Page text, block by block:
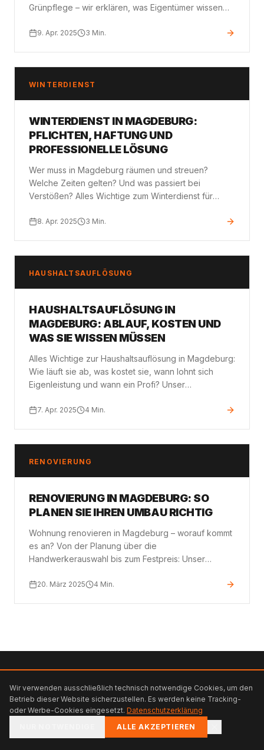
Grünpflege – wir erklären, was Eigentümer wissen
9. Apr. 2025 3 Min.
WINTERDIENST
WINTERDIENST IN MAGDEBURG:
PFLICHTEN, HAFTUNG UND
PROFESSIONELLE LÖSUNG
Wer muss in Magdeburg räumen und streuen?
Welche Zeiten gelten? Und was passiert bei
Verstößen? Alles Wichtige zum Winterdienst für
8. Apr. 2025 3 Min.
HAUSHALTSAUFLÖSUNG
HAUSHALTSAUFLÖSUNG IN
MAGDEBURG: ABLAUF, KOSTEN UND
WAS SIE WISSEN MÜSSEN
Alles Wichtige zur Haushaltsauflösung in Magdeburg:
Wie läuft sie ab, was kostet sie, wann lohnt sich
Eigenleistung und wann ein Profi? Unser
7. Apr. 2025 4 Min.
RENOVIERUNG
RENOVIERUNG IN MAGDEBURG: SO
PLANEN SIE IHREN UMBAU RICHTIG
Wohnung renovieren in Magdeburg – worauf kommt
es an? Von der Planung über die
Handwerkerauswahl bis zum Festpreis: Unser
20. März 2025 4 Min.
heidemann.
© 2026Heidemann Services. Alle Rechte vorbehalten.
IMPRESSUMDATENSCHUTZ
Website erstellt von
Wir verwenden ausschließlich technisch notwendige Cookies, um den
Betrieb dieser Website sicherzustellen. Es werden keine Tracking-
oder Werbe-Cookies eingesetzt. Datenschutzerklärung
ALLE AKZEPTIEREN